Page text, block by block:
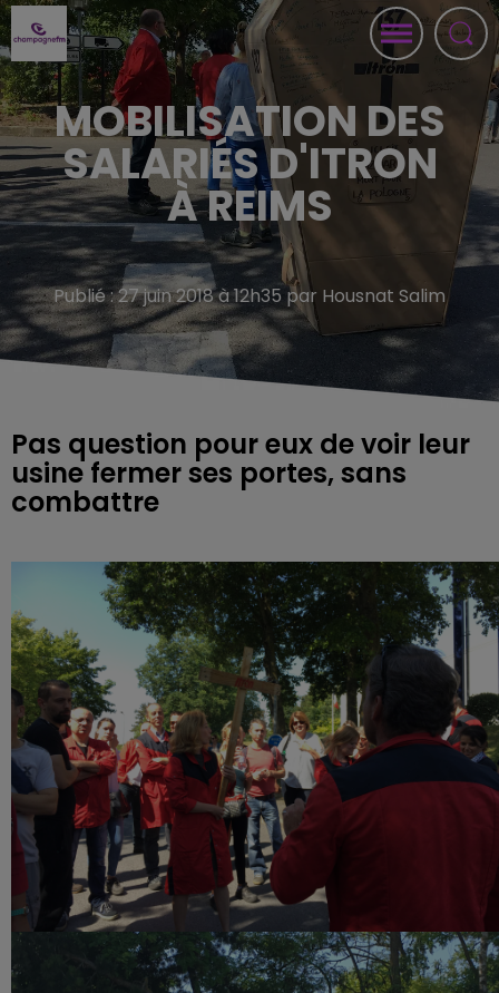
MOBILISATION DES
SALARIÉS D'ITRON
À REIMS
Publié : 27 juin 2018 à 12h35 par Housnat Salim
Pas question pour eux de voir leur
usine fermer ses portes, sans
combattre